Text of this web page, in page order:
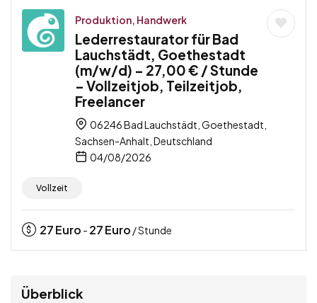
Produktion, Handwerk
Lederrestaurator für Bad
Lauchstädt, Goethestadt
(m/w/d) – 27,00 € / Stunde
– Vollzeitjob, Teilzeitjob,
Freelancer
06246 Bad Lauchstädt, Goethestadt,
Sachsen-Anhalt, Deutschland
04/08/2026
Vollzeit
27Euro - 27Euro / Stunde
Überblick